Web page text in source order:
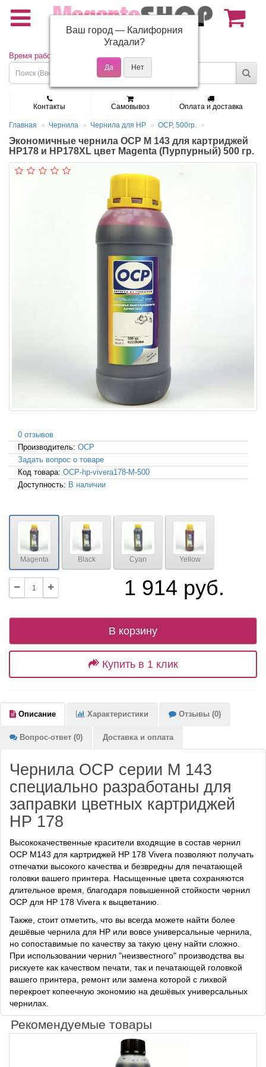
(495) 150-01-37
Время работы: Пн - Пт 9:30 - 19:00
Контакты Самовывоз Оплата и доставка
Главная Чернила Чернила для HP OCP, 500гр.
Экономичные чернила OCP M 143 для картриджей
HP178 и HP178XL цвет Magenta (Пурпурный) 500 гр.
0 отзывов
Производитель: OCP
Задать вопрос о товаре
Код товара: OCP-hp-vivera178-M-500
Доступность: В наличии
Magenta Black Cyan Yellow
1 914 руб.
В корзину
Купить в 1 клик
Описание Характеристики Отзывы (0)
Вопрос-ответ (0) Доставка и оплата
Чернила OCP серии M 143
специально разработаны для
заправки цветных картриджей
HP 178
Высококачественные красители входящие в состав чернил
OCP M143 для картриджей HP 178 Vivera позволяют получать
отпечатки высокого качества и безвредны для печатающей
головки вашего принтера. Насыщенные цвета сохраняются
длительное время, благодаря повышенной стойкости чернил
OCP для HP 178 Vivera к выцветанию.
Также, стоит отметить, что вы всегда можете найти более
дешёвые чернила для HP или вовсе универсальные чернила,
но сопоставимые по качеству за такую цену найти сложно.
При использовании чернил "неизвестного" производства вы
рискуете как качеством печати, так и печатающей головкой
вашего принтера, ремонт или замена которой с лихвой
перекроет копеечную экономию на дешёвых универсальных
чернилах.
Рекомендуемые товары
Ваш город — Калифорния
Угадали?